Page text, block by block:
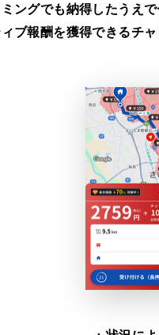
ングでも納得したうえ
ブ報酬を獲得できるチ